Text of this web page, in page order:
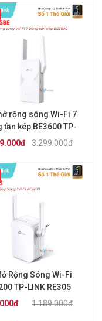
rộng sóng Wi-Fi 7
tần kép BE3600 TP-
RE235BE3.299.000đ
Rộng Sóng Wi-Fi
TP-LINK RE305
1.189.000đ